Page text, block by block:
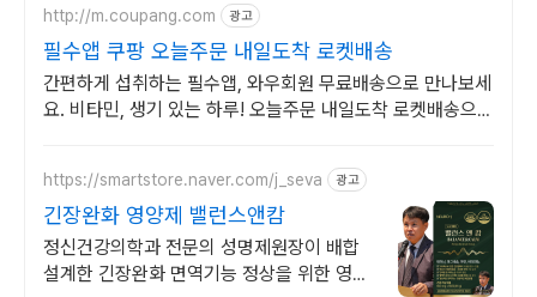
http://m.coupang.com 광고
필수앱 쿠팡 오늘주문 내일도착 로켓배송
간편하게 섭취하는 필수앱, 와우회원 무료배송으로 만나보세
요. 비타민, 생기 있는 하루! 오늘주문 내일도착 로켓배송으로
https://smartstore.naver.com/j_seva 광고
긴장완화 영양제 밸런스앤캄
정신건강의학과 전문의 성명제원장이 배합
설계한 긴장완화 면역기능 정상을 위한 영양